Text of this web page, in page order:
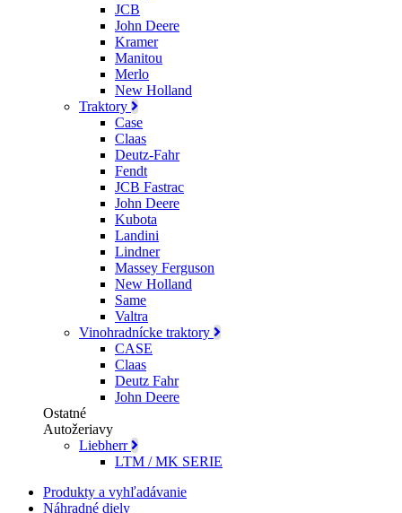
JCB
John Deere
Kramer
Manitou
Merlo
New Holland
Traktory
Case
Claas
Deutz-Fahr
Fendt
JCB Fastrac
John Deere
Kubota
Landini
Lindner
Massey Ferguson
New Holland
Same
Valtra
Vinohradnícke traktory
CASE
Claas
Deutz Fahr
John Deere
Ostatné
Autožeriavy
Liebherr
LTM / MK SERIE
Produkty a vyhľadávanie
Náhradné diely